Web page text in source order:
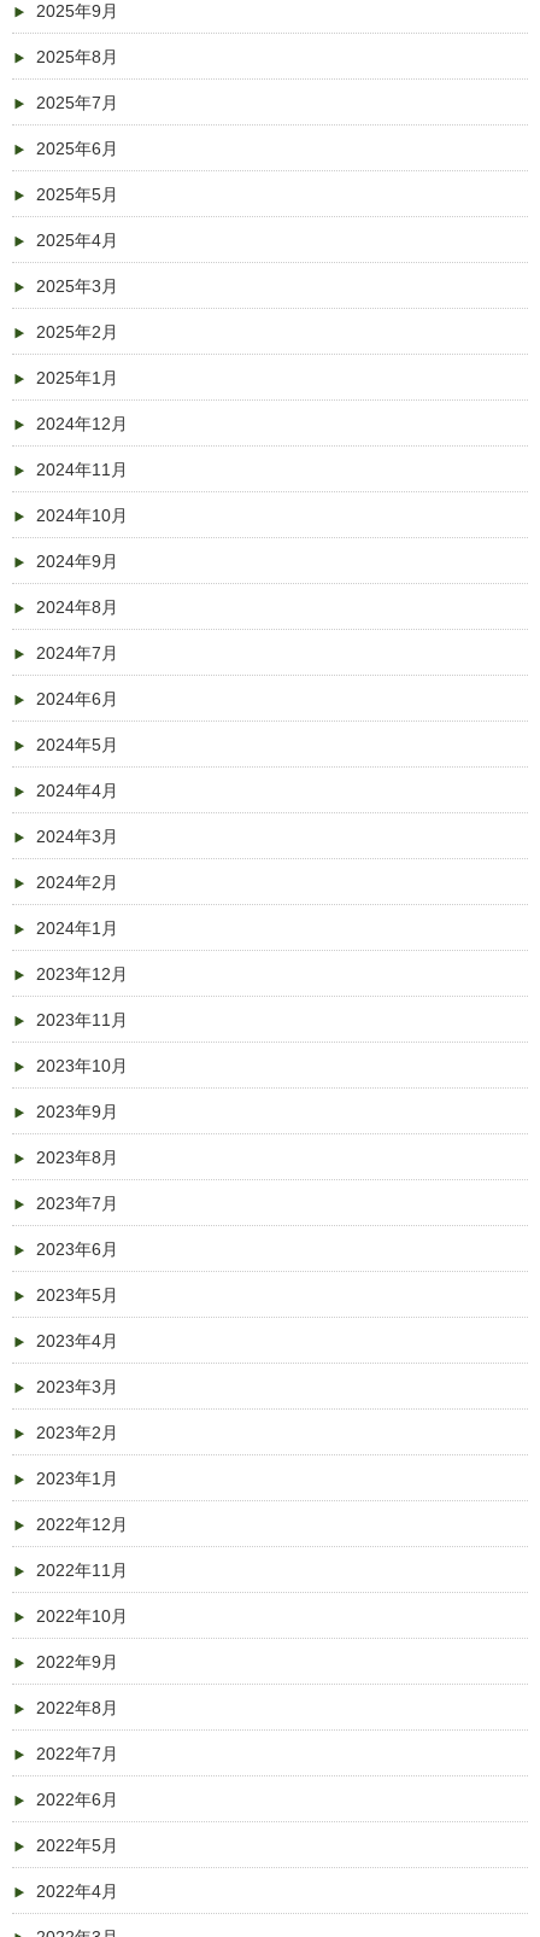
2025年9月
2025年8月
2025年7月
2025年6月
2025年5月
2025年4月
2025年3月
2025年2月
2025年1月
2024年12月
2024年11月
2024年10月
2024年9月
2024年8月
2024年7月
2024年6月
2024年5月
2024年4月
2024年3月
2024年2月
2024年1月
2023年12月
2023年11月
2023年10月
2023年9月
2023年8月
2023年7月
2023年6月
2023年5月
2023年4月
2023年3月
2023年2月
2023年1月
2022年12月
2022年11月
2022年10月
2022年9月
2022年8月
2022年7月
2022年6月
2022年5月
2022年4月